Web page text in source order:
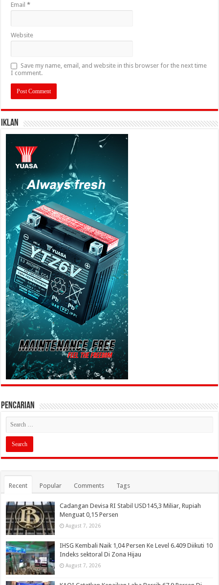
Email*
Website
Save my name, email, and website in this browser for the next time
I comment.
IKLAN
PENCARIAN
Recent Popular Comments Tags
Cadangan Devisa RI Stabil USD145,3 Miliar, Rupiah
Menguat 0,15 Persen
August 7, 2026
IHSG Kembali Naik 1,04 Persen Ke Level 6.409 Diikuti 10
Indeks sektoral Di Zona Hijau
August 7, 2026